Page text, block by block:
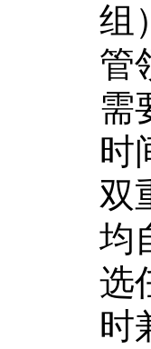
组
管
需
时
双
均
选
时